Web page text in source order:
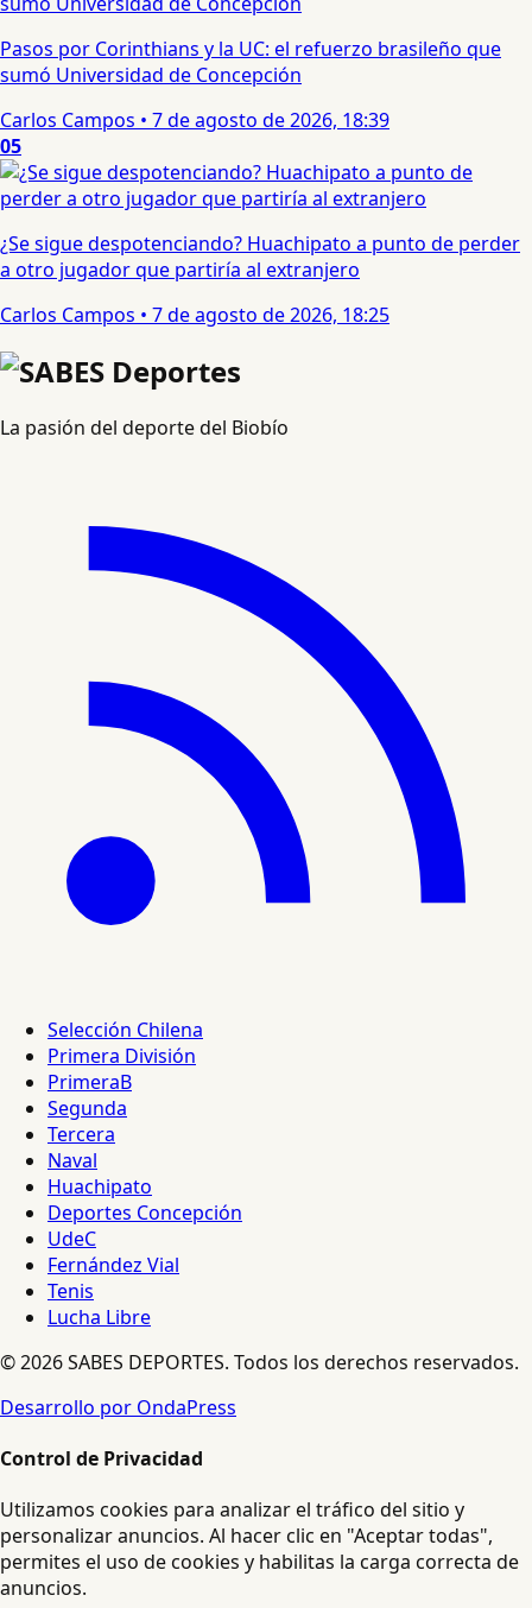
Pasos por Corinthians y la UC: el refuerzo brasileño que
sumó Universidad de Concepción
Carlos Campos • 7 de agosto de 2026, 18:39
05
¿Se sigue despotenciando? Huachipato a punto de perder
a otro jugador que partiría al extranjero
Carlos Campos • 7 de agosto de 2026, 18:25
La pasión del deporte del Biobío
Selección Chilena
Primera División
PrimeraB
Segunda
Tercera
Naval
Huachipato
Deportes Concepción
UdeC
Fernández Vial
Tenis
Lucha Libre
© 2026 SABES DEPORTES. Todos los derechos reservados.
Desarrollo por OndaPress
Control de Privacidad
Utilizamos cookies para analizar el tráfico del sitio y
personalizar anuncios. Al hacer clic en "Aceptar todas",
permites el uso de cookies y habilitas la carga correcta de
anuncios.